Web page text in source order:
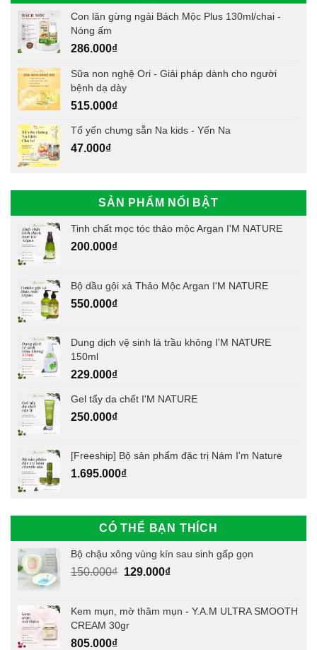
Con lăn gừng ngải Bách Mộc Plus 130ml/chai -
Nóng ấm
286.000₫
Sữa non nghệ Ori - Giải pháp dành cho người
bệnh dạ dày
515.000₫
Tổ yến chưng sẵn Na kids - Yến Na
47.000₫
SẢN PHẨM NỔI BẬT
Tinh chất mọc tóc thảo mộc Argan I'M NATURE
200.000₫
Bộ dầu gội xả Thảo Mộc Argan I'M NATURE
550.000₫
Dung dịch vệ sinh lá trầu không I'M NATURE
150ml
229.000₫
Gel tẩy da chết I'M NATURE
250.000₫
[Freeship] Bộ sản phẩm đặc trị Nám I'm Nature
1.695.000₫
CÓ THỂ BẠN THÍCH
Bộ chậu xông vùng kín sau sinh gấp gọn
150.000₫ Giá
150.000₫.
129.000₫Giá
là:
Kem mụn, mờ thâm mụn - Y.A.M ULTRA SMOOTH
CREAM 30gr
805.000₫